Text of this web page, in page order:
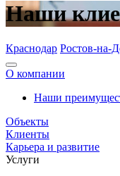
Наши
Краснодар Ростов-на-
О компании
Наши
Объекты
Клиенты
Карьера и развитие
Услуги